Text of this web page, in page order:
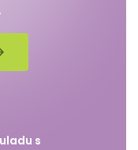
s